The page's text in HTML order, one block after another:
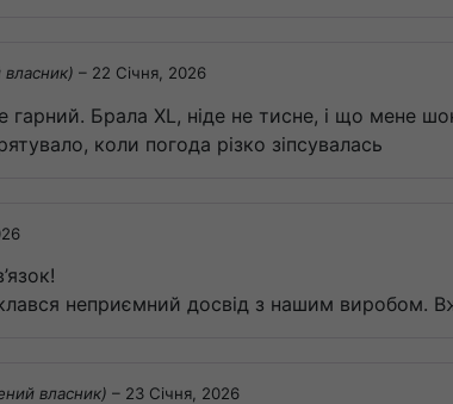
власник) – 22 Січня, 2026
гарний. Брала XL, ніде не тисне, і що мене
коли погода різко зіпсувалась
неприємний досвід з нашим виробом.
власник) – 23 Січня, 2026